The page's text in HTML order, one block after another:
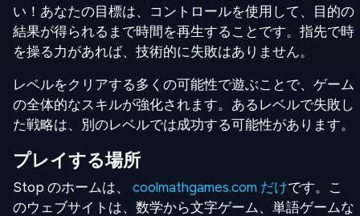
い！あなたの目標は、コントロールを使用して、目的の
結果が得られるまで時間を再生することです。指先で時
を操る力があれば、技術的に失敗はありません。
レベルをクリアする多くの可能性で遊ぶことで、ゲーム
の全体的なスキルが強化されます。あるレベルで失敗し
た戦略は、別のレベルでは成功する可能性があります。
プレイする場所
Stop のホームは、 coolmathgames.com だけです。こ
のウェブサイトは、数学から文字ゲーム、単語ゲームな